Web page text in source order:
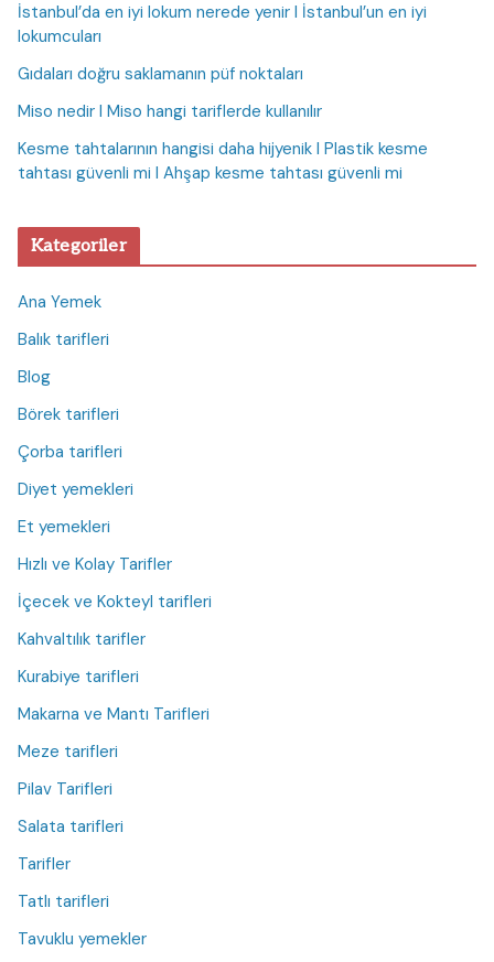
İstanbul’da en iyi lokum nerede yenir I İstanbul’un en iyi
lokumcuları
Gıdaları doğru saklamanın püf noktaları
Miso nedir I Miso hangi tariflerde kullanılır
Kesme tahtalarının hangisi daha hijyenik I Plastik kesme
tahtası güvenli mi I Ahşap kesme tahtası güvenli mi
Kategoriler
Ana Yemek
Balık tarifleri
Blog
Börek tarifleri
Çorba tarifleri
Diyet yemekleri
Et yemekleri
Hızlı ve Kolay Tarifler
İçecek ve Kokteyl tarifleri
Kahvaltılık tarifler
Kurabiye tarifleri
Makarna ve Mantı Tarifleri
Meze tarifleri
Pilav Tarifleri
Salata tarifleri
Tarifler
Tatlı tarifleri
Tavuklu yemekler